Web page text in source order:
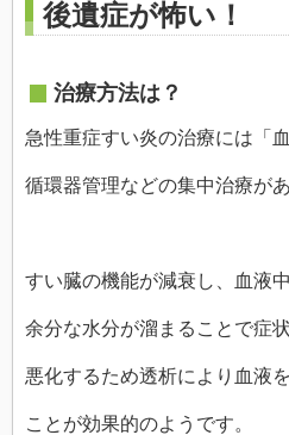
後遺症が怖い！
治療方法は？
急性重症すい炎の治療には「
循環器管理などの集中治療があ
すい臓の機能が減衰し、血液
余分な水分が溜まることで症
悪化するため透析により血液
ことが効果的のようです。